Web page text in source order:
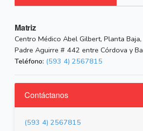
Matriz
Centro Médico Abel Gilbert, Planta
Padre Aguirre # 442 entre Córdova y
Teléfono: (593 4) 2567815
Contáctanos
(593 4) 2567815